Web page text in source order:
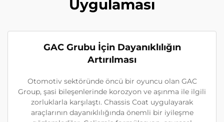
Uygulaması
GAC Grubu İçin Dayanıklılığın
Artırılması
Otomotiv sektöründe öncü bir oyuncu olan GAC
Group, şasi bileşenlerinde korozyon ve aşınma ile ilgili
zorluklarla karşılaştı. Chassis Coat uygulayarak
araçlarının dayanıklılığında önemli bir iyileşme